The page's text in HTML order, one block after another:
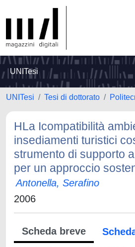
UNITesi
UNITesi Tesi di dottorato
HLa Icompatibilità
insediamenti turistici
strumento di supporto
per un approccio
Antonella, Serafino
2006
Scheda breve